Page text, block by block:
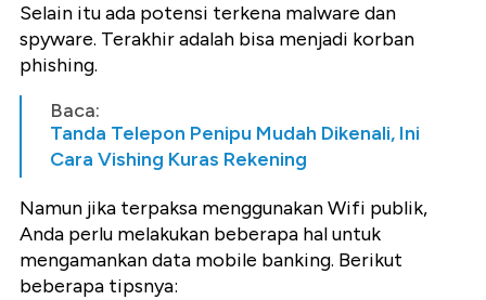
Selain itu ada potensi terkena malware dan
spyware. Terakhir adalah bisa menjadi korban
phishing.
Baca:
Tanda Telepon Penipu Mudah Dikenali, Ini
Cara Vishing Kuras Rekening
Namun jika terpaksa menggunakan Wifi publik,
Anda perlu melakukan beberapa hal untuk
mengamankan data mobile banking. Berikut
beberapa tipsnya: